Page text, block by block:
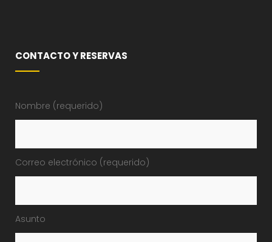
CONTACTO Y RESERVAS
Nombre (requerido)
Correo electrónico (requerido)
Asunto